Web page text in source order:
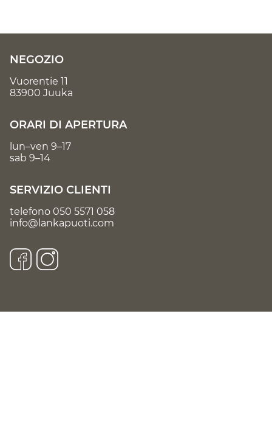
NEGOZIO
Vuorentie 11
83900 Juuka
ORARI DI APERTURA
lun–ven 9–17
sab 9–14
SERVIZIO CLIENTI
telefono 050 5571 058
info@lankapuoti.com